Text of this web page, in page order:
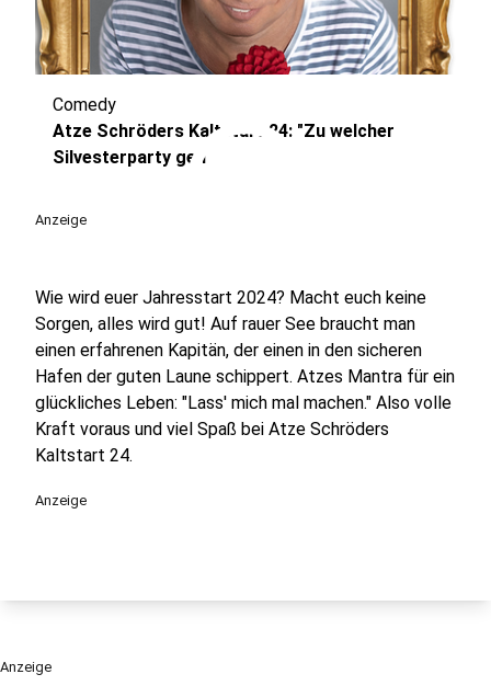
play_circle
Comedy
Atze Schröders Kaltstart 24: "Zu welcher
Silvesterparty geh
Anzeige
Wie wird euer Jahresstart 2024? Macht euch keine
Sorgen, alles wird gut! Auf rauer See braucht man
einen erfahrenen Kapitän, der einen in den sicheren
Hafen der guten Laune schippert. Atzes Mantra für ein
glückliches Leben: "Lass' mich mal machen." Also volle
Kraft voraus und viel Spaß bei Atze Schröders
Kaltstart 24.
Anzeige
Anzeige